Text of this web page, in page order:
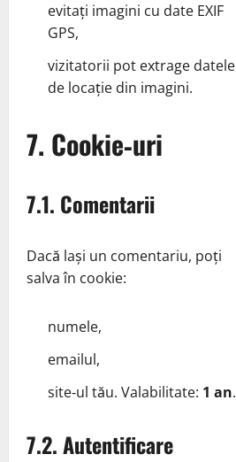
evitați imagini cu date EXIF
GPS,
vizitatorii pot extrage datele
de locație din imagini.
7. Cookie‑uri
7.1. Comentarii
Dacă lași un comentariu, poți
salva în cookie:
numele,
emailul,
site‑ul tău. Valabilitate: 1 an.
7.2. Autentificare